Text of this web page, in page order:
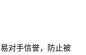
对手信誉，防止被